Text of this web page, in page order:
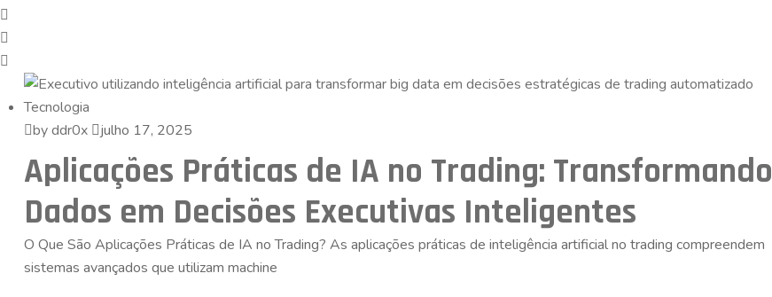
Tecnologia
by ddr0x
julho 17, 2025
Aplicações Práticas de IA no Trading: Transformando
Dados em Decisões Executivas Inteligentes
O Que São Aplicações Práticas de IA no Trading? As aplicações práticas de inteligência artificial no trading compreendem
sistemas avançados que utilizam machine